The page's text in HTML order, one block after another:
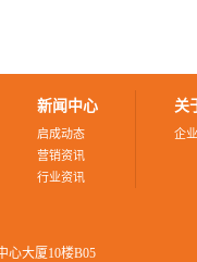
新闻中心
启成动态
营销资讯
行业资讯
关
企
心大厦10楼B05